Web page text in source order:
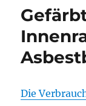
Die